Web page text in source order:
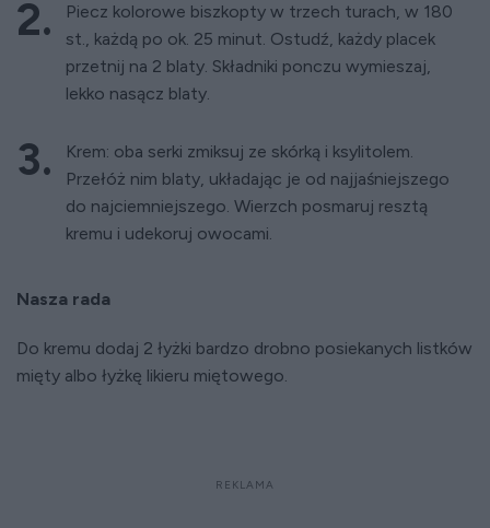
Piecz kolorowe biszkopty w trzech turach, w 180
st., każdą po ok. 25 minut. Ostudź, każdy placek
przetnij na 2 blaty. Składniki ponczu wymieszaj,
lekko nasącz blaty.
Krem: oba serki zmiksuj ze skórką i ksylitolem.
Przełóż nim blaty, układając je od najjaśniejszego
do najciemniejszego. Wierzch posmaruj resztą
kremu i udekoruj owocami.
Nasza rada
Do kremu dodaj 2 łyżki bardzo drobno posiekanych listków
mięty albo łyżkę likieru miętowego.